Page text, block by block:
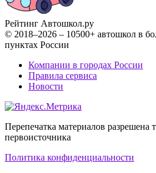
Рейтинг Автошкол.ру
© 2018–2026 – 10500+ автошкол в
пунктах России
Компании в городах России
Правила сервиса
Новости
Перепечатка материалов разрешена
первоисточника
Политика конфиденциальности